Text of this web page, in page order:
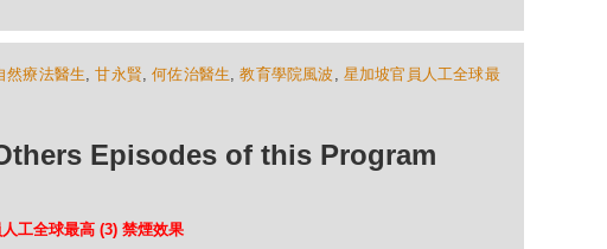
然療法醫生,甘永賢,何佐治醫生,教育學院風波 , 星加坡官員人工全球最
Episodes of this Program
工全球最高 (3) 禁煙效果